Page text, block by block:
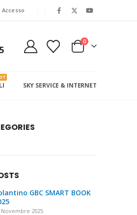
Accesso
0
SKY SERVICE & INTERNET
GBC SMART BOOK
Novembre 2025